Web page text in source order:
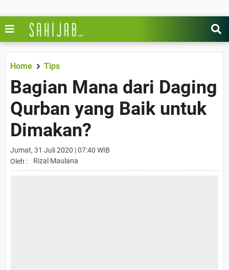
Home Tips
Bagian Mana dari Daging
Qurban yang Baik untuk
Dimakan?
Jumat, 31 Juli 2020 | 07:40 WIB
Oleh :
Rizal Maulana